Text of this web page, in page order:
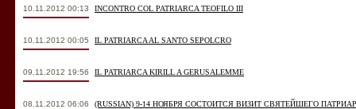
10.11.2012 00:13 INCONTRO COL PATRIARCA TEOFILO III
10.11.2012 00:05 IL PATRIARCA AL SANTO SEPOLCRO
09.11.2012 19:56 IL PATRIARCA KIRILL A GERUSALEMME
08.11.2012 06:06
(RUSSIAN) 9-14 НОЯБРЯ СОСТОИТСЯ ВИЗИТ СВЯТЕЙШЕГО